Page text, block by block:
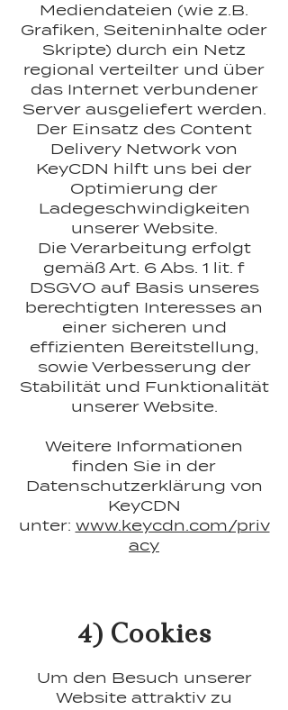
Mediendateien (wie z.B.
Grafiken, Seiteninhalte oder
Skripte) durch ein Netz
regional verteilter und über
das Internet verbundener
Server ausgeliefert werden.
Der Einsatz des Content
Delivery Network von
KeyCDN hilft uns bei der
Optimierung der
Ladegeschwindigkeiten
unserer Website.
Die Verarbeitung erfolgt
gemäß Art. 6 Abs. 1 lit. f
DSGVO auf Basis unseres
berechtigten Interesses an
einer sicheren und
effizienten Bereitstellung,
sowie Verbesserung der
Stabilität und Funktionalität
unserer Website.
Weitere Informationen
finden Sie in der
Datenschutzerklärung von
KeyCDN
unter: www.keycdn.com/priv
acy
4) Cookies
Um den Besuch unserer
Website attraktiv zu